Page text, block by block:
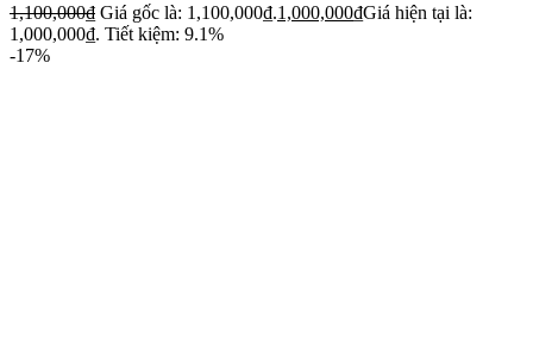
1,100,000₫ Giá gốc là: 1,100,000₫.1,000,000₫Giá hiện tại là:
1,000,000₫. Tiết kiệm: 9.1%
-17%